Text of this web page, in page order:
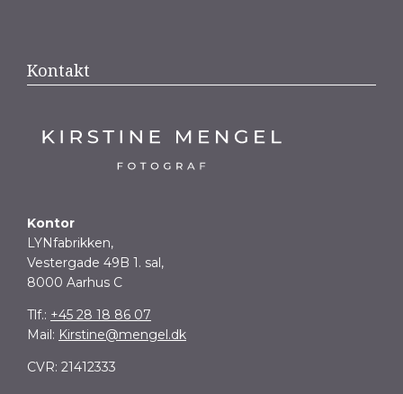
Kontakt
Kontor
LYNfabrikken,
Vestergade 49B 1. sal,
8000 Aarhus C
Tlf.: +45 28 18 86 07
Mail: Kirstine@mengel.dk
CVR: 21412333